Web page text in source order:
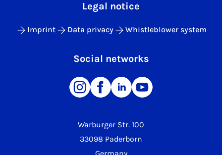
Warburger Str. 100
33098 Paderborn
Legal notice
Imprint Data privacy Whistleblower system
Social networks